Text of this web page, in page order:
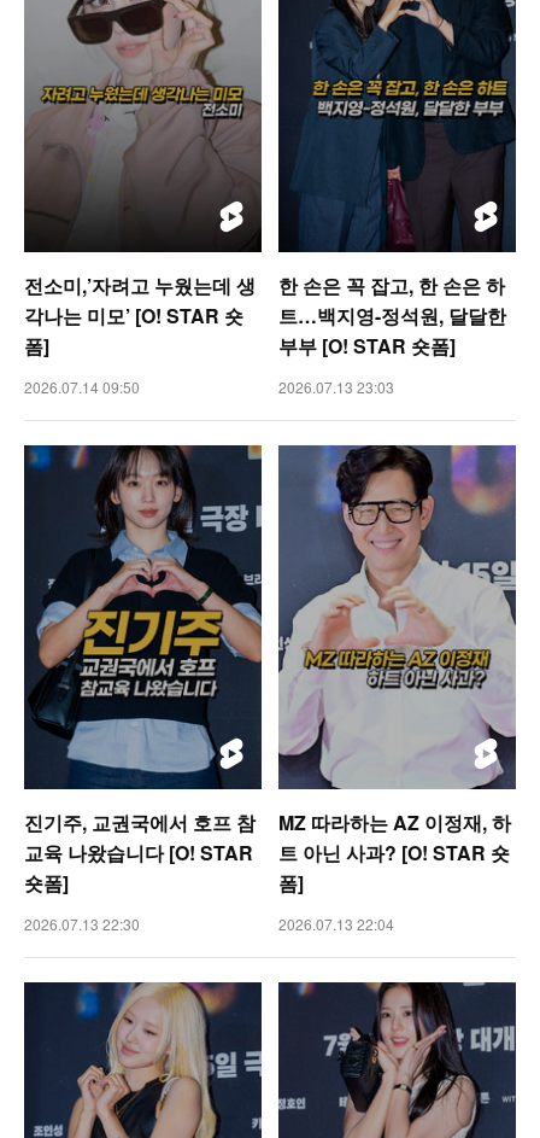
전소미,’자려고 누웠는데 생
각나는 미모’ [O! STAR 숏
폼]
2026.07.14 09:50
한 손은 꼭 잡고, 한 손은 하
트…백지영-정석원, 달달한
부부 [O! STAR 숏폼]
2026.07.13 23:03
진기주, 교권국에서 호프 참
교육 나왔습니다 [O! STAR
숏폼]
2026.07.13 22:30
MZ 따라하는 AZ 이정재, 하
트 아닌 사과? [O! STAR 숏
폼]
2026.07.13 22:04